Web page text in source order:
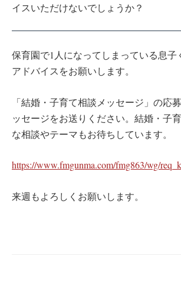
イスいただけないでしょうか？
保育園で1人になってしまっている息子
アドバイスをお願いします。
「結婚・子育て相談メッセージ」の応
ッセージをお送りください。結婚・子
な相談やテーマもお待ちしています。
https://www.fmgunma.com/fmg863/wg/
来週もよろしくお願いします。